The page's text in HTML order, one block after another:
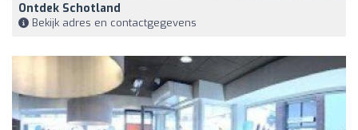
Ontdek Schotland
Bekijk adres en contactgegevens